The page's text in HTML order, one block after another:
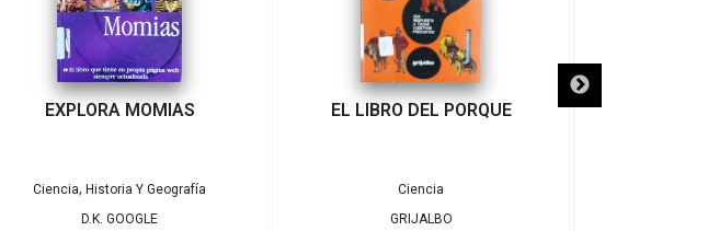
EXPLORA MOMIAS
Ciencia, Historia Y Geografía
D.K. GOOGLE
EL LIBRO DEL PORQUE
Ciencia
GRIJALBO